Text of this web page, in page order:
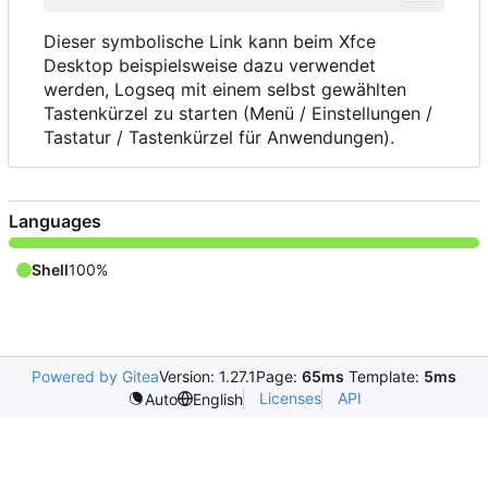
Dieser symbolische Link kann beim Xfce
Desktop beispielsweise dazu verwendet
werden, Logseq mit einem selbst gewählten
Tastenkürzel zu starten (Menü / Einstellungen /
Tastatur / Tastenkürzel für Anwendungen).
Languages
Shell100%
Powered by GiteaVersion: 1.27.1Page: 65ms Template: 5ms
Auto
English Licenses API